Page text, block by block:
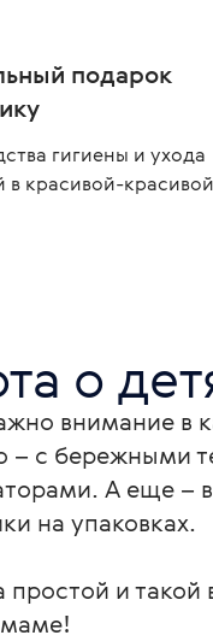
подарок
гигиены и ухода
красивой-красивой
о
внимание в
– с бережными
А еще –
на упаковках.
простой и